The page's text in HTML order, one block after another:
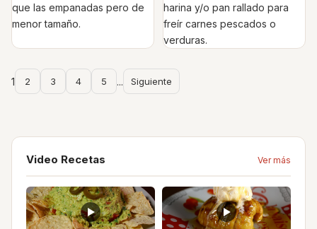
que las empanadas pero de
menor tamaño.
harina y/o pan rallado para
freír carnes pescados o
verduras.
1 2 3 4 5 ... Siguiente
Video Recetas Ver más